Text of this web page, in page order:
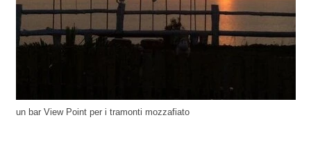
un bar View Point per i tramonti mozzafiato